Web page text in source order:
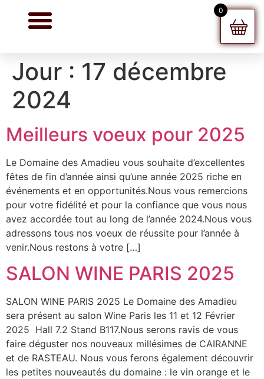
0
Jour : 17 décembre
2024
Meilleurs voeux pour 2025
Le Domaine des Amadieu vous souhaite d’excellentes
fêtes de fin d’année ainsi qu’une année 2025 riche en
événements et en opportunités.Nous vous remercions
pour votre fidélité et pour la confiance que vous nous
avez accordée tout au long de l’année 2024.Nous vous
adressons tous nos voeux de réussite pour l’année à
venir.Nous restons à votre […]
SALON WINE PARIS 2025
SALON WINE PARIS 2025 Le Domaine des Amadieu
sera présent au salon Wine Paris les 11 et 12 Février
2025 Hall 7.2 Stand B117.Nous serons ravis de vous
faire déguster nos nouveaux millésimes de CAIRANNE
et de RASTEAU. Nous vous ferons également découvrir
les petites nouveautés du domaine : le vin orange et le